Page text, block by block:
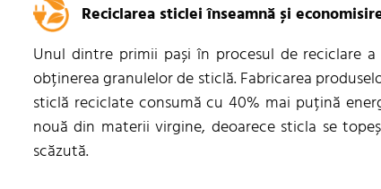
Reciclarea sticlei înseamnă și
Unul dintre primii pași în procesul de reciclare
obținerea granulelor de sticlă. Fabricarea
sticlă reciclate consumă cu 40% mai puțină
nouă din materii virgine, deoarece sticla se
scăzută.